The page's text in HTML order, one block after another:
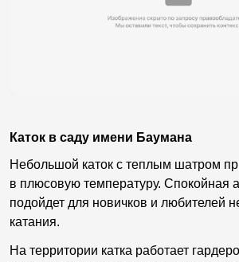
Каток в саду имени Баумана
Небольшой каток с теплым шатром
в плюсовую температуру. Спокойная
подойдет для новичков и любителей
катания.
На территории катка работает